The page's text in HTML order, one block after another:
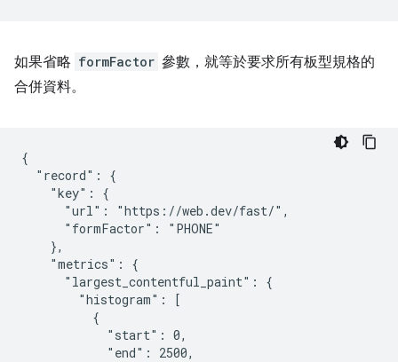
如果省略 formFactor 參數，就等於要求所有板型規格的
合併資料。
{
  "record": {
    "key": {
      "url": "https://web.dev/fast/",
      "formFactor": "PHONE"
    },
    "metrics": {
      "largest_contentful_paint": {
        "histogram": [
          {
            "start": 0,
            "end": 2500,